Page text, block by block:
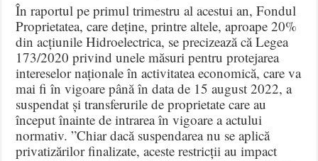
În raportul pe primul trimestru al acestui an, Fondul
Proprietatea, care deține, printre altele, aproape 20%
din acțiunile Hidroelectrica, se precizează că Legea
173/2020 privind unele măsuri pentru protejarea
intereselor naționale în activitatea economică, care va
mai fi în vigoare până în data de 15 august 2022, a
suspendat și transferurile de proprietate care au
început înainte de intrarea în vigoare a actului
normativ. ”Chiar dacă suspendarea nu se aplică
privatizărilor finalizate, aceste restricții au impact